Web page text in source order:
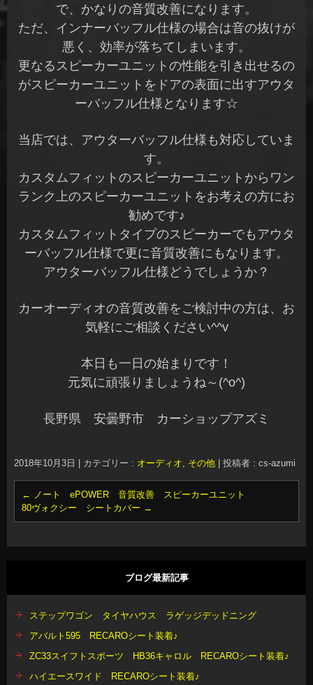
で、かなりの音質改善になります。
ただ、インナーバッフル仕様の場合は音の抜けが
悪く、効率が落ちてしまいます。
更なるスピーカーユニットの性能を引き出せるの
がスピーカーユニットをドアの表面に出すアウタ
ーバッフル仕様となります☆
当店では、アウターバッフル仕様も対応していま
す。
カスタムフィットのスピーカーユニットからワン
ランク上のスピーカーユニットをお考えの方にお
勧めです♪
カスタムフィットタイプのスピーカーでもアウタ
ーバッフル仕様で更に音質改善にもなります。
アウターバッフル仕様どうでしょうか？
カーオーディオの音質改善をご検討中の方は、お
気軽にご相談ください^^v
本日も一日の始まりです！
元気に頑張りましょうね～(^o^)
長野県 安曇野市 カーショップアズミ
2018年10月3日 カテゴリー : オーディオ, その他 投稿者 : cs-azumi
← ノート ePOWER 音質改善 スピーカーユニット
80ヴォクシー シートカバー →
ブログ最新記事
ステップワゴン タイヤハウス ラゲッジデッドニング
アバルト595 RECAROシート装着♪
ZC33スイフトスポーツ HB36キャロル RECAROシート装着♪
ハイエースワイド RECAROシート装着♪